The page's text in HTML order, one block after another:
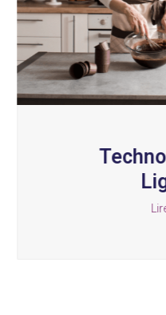
keys
access
the
carousel